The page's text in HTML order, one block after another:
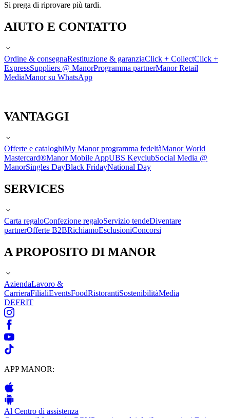
Si prega di riprovare più tardi.
AIUTO E CONTATTO
Ordine & consegnaRestituzione & garanziaClick + CollectClick +
ExpressSuppliers @ ManorProgramma partnerManor Retail
MediaManor su WhatsApp
VANTAGGI
Offerte e cataloghiMy Manor programma fedeltàManor World
Mastercard®Manor Mobile AppUBS KeyclubSocial Media @
ManorSingles DayBlack FridayNational Day
SERVICES
Carta regaloConfezione regaloServizio tendeDiventare
partnerOfferte B2BRichiamoEsclusioniConcorsi
A PROPOSITO DI MANOR
AziendaLavoro &
CarrieraFilialiEventsFoodRistorantiSostenibilitàMedia
DEFRIT
APP MANOR:
Al Centro di assistenza